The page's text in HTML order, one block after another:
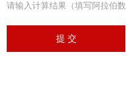
请输入计算结果（填写阿拉伯